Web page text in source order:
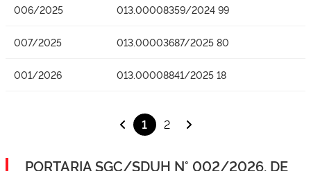
006/2025 013.00008359/2024 99
007/2025 013.00003687/2025 80
001/2026 013.00008841/2025 18
1 2
PORTARIA SGC/SDUH N° 002/2026, DE